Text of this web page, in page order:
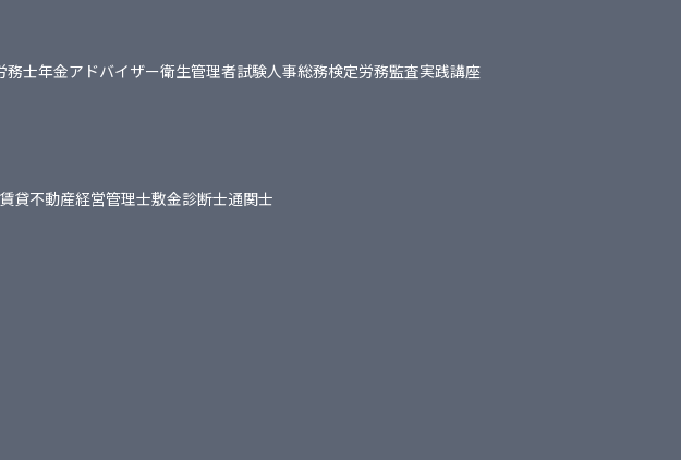
務士年金アドバイザー衛生管理者試験人事総務検定労務監査実践講座
賃貸不動産経営管理士敷金診断士通関士